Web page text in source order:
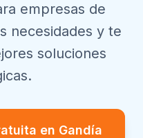
empresas de
necesidades y te
soluciones
en Gandía